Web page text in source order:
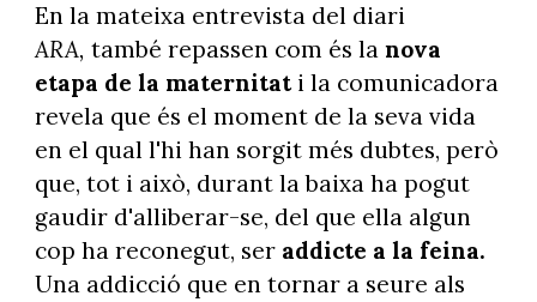
En la mateixa entrevista del diari
ARA, també repassen com és la nova
etapa de la maternitati la comunicadora
revela que és el moment de la seva vida
en el qual l'hi han sorgit més dubtes, però
que, tot i això, durant la baixa ha pogut
gaudir d'alliberar-se, del que ella algun
cop ha reconegut, ser addicte a la feina.
Una addicció que en tornar a seure als